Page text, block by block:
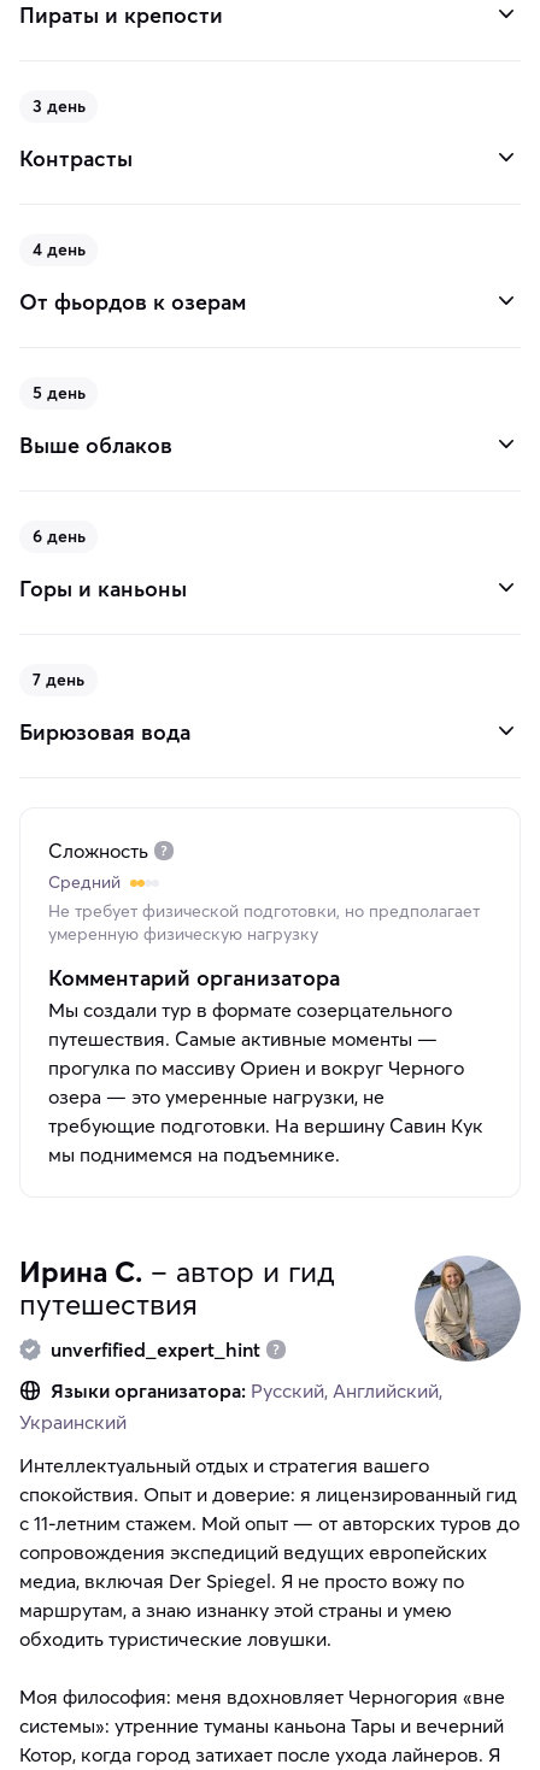
Пираты и крепости
3 день
Контрасты
4 день
От фьордов к озерам
5 день
Выше облаков
6 день
Горы и каньоны
7 день
Бирюзовая вода
Сложность
Средний
Не требует физической подготовки, но предполагает
умеренную физическую нагрузку
Комментарий организатора
Мы создали тур в формате созерцательного
путешествия. Самые активные моменты —
прогулка по массиву Ориен и вокруг Черного
озера — это умеренные нагрузки, не
требующие подготовки. На вершину Савин Кук
мы поднимемся на подъемнике.
Ирина С. – автор и гид
путешествия
unverfified_expert_hint
Языки организатора: Русский, Английский,
Украинский
Интеллектуальный отдых и стратегия вашего
спокойствия. Опыт и доверие: я лицензированный гид
с 11-летним стажем. Мой опыт — от авторских туров до
сопровождения экспедиций ведущих европейских
медиа, включая Der Spiegel. Я не просто вожу по
маршрутам, а знаю изнанку этой страны и умею
обходить туристические ловушки.
Моя философия: меня вдохновляет Черногория «вне
системы»: утренние туманы каньона Тары и вечерний
Котор, когда город затихает после ухода лайнеров. Я